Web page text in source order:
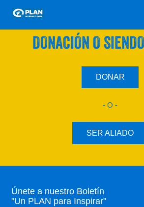
SÚMATE A NUESTRO
DONACIÓN O
DONAR
- O -
SER ALIADO
Únete a nuestro Boletín
"Un PLAN para Inspirar"